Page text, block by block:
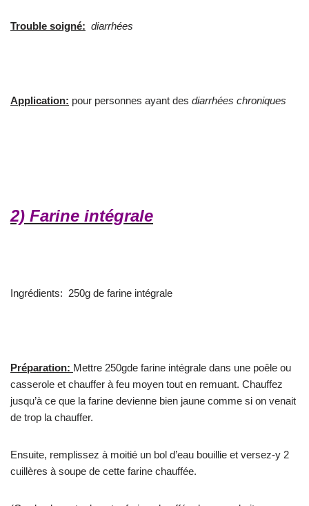
Trouble soigné: diarrhées
Application: pour personnes ayant des diarrhées chroniques
2) Farine intégrale
Ingrédients: 250g de farine intégrale
Préparation: Mettre 250gde farine intégrale dans une poêle ou
casserole et chauffer à feu moyen tout en remuant. Chauffez
jusqu’à ce que la farine devienne bien jaune comme si on venait
de trop la chauffer.
Ensuite, remplissez à moitié un bol d’eau bouillie et versez-y 2
cuillères à soupe de cette farine chauffée.